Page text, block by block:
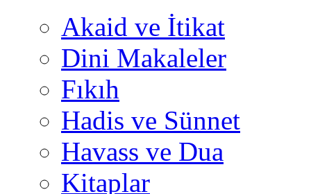
Akaid ve İtikat
Dini Makaleler
Fıkıh
Hadis ve Sünnet
Havass ve Dua
Kitaplar